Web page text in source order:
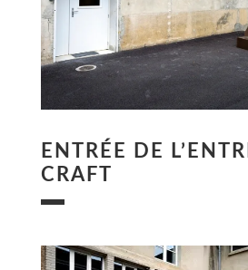
ENTRÉE DE
CRAFT